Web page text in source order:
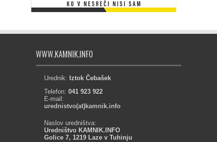
WWW.KAMNIK.INFO
Urednik: Iztok Čebašek
Telefon: 041 923 922
E-mail:
urednistvo(at)kamnik.info
Naslov uredništva:
Uredništvo KAMNIK.INFO
Golice 7, 1219 Laze v Tuhinju